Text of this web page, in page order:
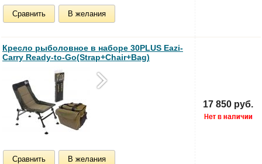
Сравнить В желания
Кресло рыболовное в наборе 30PLUS Eazi-
Carry Ready-to-Go(Strap+Chair+Bag)
Сравнить В желания
17 850 руб.